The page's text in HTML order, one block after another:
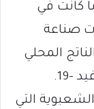
كانت في
صناعة
من الناتج المحلي
الإجمالي، بشدّة من جراء فيروس كوفيد -19.
التي